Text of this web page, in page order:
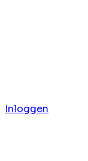
Inloggen